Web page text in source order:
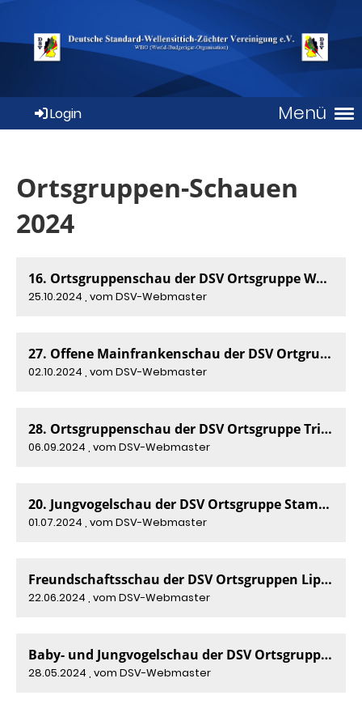
Menü
Login
Ortsgruppen-Schauen
2024
16. Ortsgruppenschau der DSV Ortsgruppe Westfalen-Mitte 2024
25.10.2024 , vom DSV-Webmaster
27. Offene Mainfrankenschau der DSV Ortgruppe Würzburg 2024
02.10.2024 , vom DSV-Webmaster
28. Ortsgruppenschau der DSV Ortsgruppe Trier 2024
06.09.2024 , vom DSV-Webmaster
20. Jungvogelschau der DSV Ortsgruppe Stammtischfreunde Rhein-Erft 2024
01.07.2024 , vom DSV-Webmaster
Freundschaftsschau der DSV Ortsgruppen Lippstadt und Gladbeck 2024
22.06.2024 , vom DSV-Webmaster
Baby- und Jungvogelschau der DSV Ortsgruppe Trier 2024
28.05.2024 , vom DSV-Webmaster